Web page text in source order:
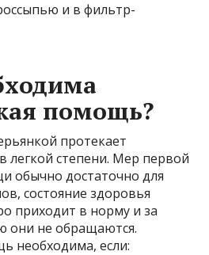
и в фильтр-
помощь?
протекает
легкой степени. Мер первой
обычно достаточно для
состояние здоровья
приходит в норму и за
они не обращаются.
необходима, если: